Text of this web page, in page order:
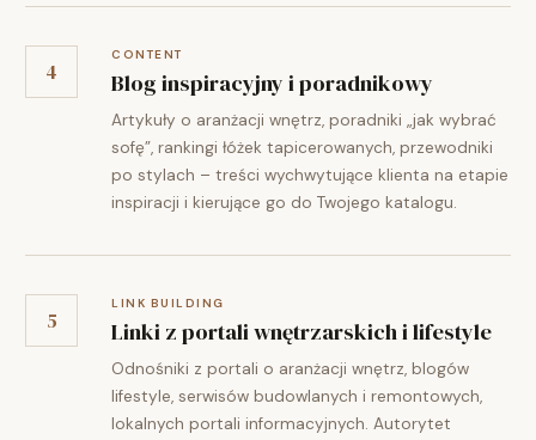
4
CONTENT
Blog inspiracyjny i poradnikowy
Artykuły o aranżacji wnętrz, poradniki „jak wybrać
sofę”, rankingi łóżek tapicerowanych, przewodniki
po stylach – treści wychwytujące klienta na etapie
inspiracji i kierujące go do Twojego katalogu.
5
LINK BUILDING
Linki z portali wnętrzarskich i lifestyle
Odnośniki z portali o aranżacji wnętrz, blogów
lifestyle, serwisów budowlanych i remontowych,
lokalnych portali informacyjnych. Autorytet